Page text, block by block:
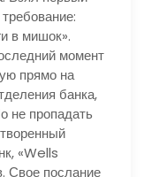
в мишок».
момент
прямо на
банка,
не пропадать
«Wells
Свое послание